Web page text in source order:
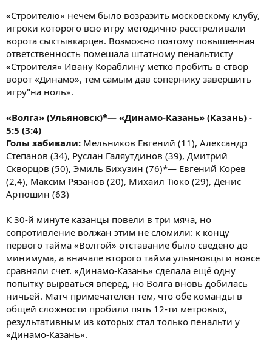
«Строителю» нечем было возразить московскому клубу,
игроки которого всю игру методично расстреливали
ворота сыктывкарцев. Возможно поэтому повышенная
ответственность помешала штатному пенальтисту
«Строителя» Ивану Кораблину метко пробить в створ
ворот «Динамо», тем самым дав сопернику завершить
игру"на ноль».
«Волга» (Ульяновск)*— «Динамо-Казань» (Казань) -
5:5 (3:4)
Голы забивали: Мельников Евгений (11), Александр
Степанов (34), Руслан Галяутдинов (39), Дмитрий
Скворцов (50), Эмиль Бихузин (76)*— Евгений Корев
(2,4), Максим Рязанов (20), Михаил Тюко (29), Денис
Артюшин (63)
К 30-й минуте казанцы повели в три мяча, но
сопротивление волжан этим не сломили: к концу
первого тайма «Волгой» отставание было сведено до
минимума, а вначале второго тайма ульяновцы и вовсе
сравняли счет. «Динамо-Казань» сделала ещё одну
попытку вырваться вперед, но Волга вновь добилась
ничьей. Матч примечателен тем, что обе команды в
общей сложности пробили пять 12-ти метровых,
результативным из которых стал только пенальти у
«Динамо-Казань».